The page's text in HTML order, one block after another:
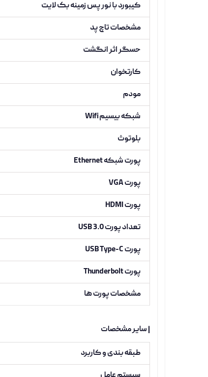
کیبورد با نور پس زمینه بک لایت
مشخصات تاچ پد
حسگر اثر انگشت
کارتخوان
مودم
شبکه بیسیم Wifi
بلوتوث
پورت شبکه Ethernet
پورت VGA
پورت HDMI
تعداد پورت USB 3.0
پورت USB Type-C
پورت Thunderbolt
مشخصات پورت ها
| سایر مشخصات
طبقه بندی و کاربرد